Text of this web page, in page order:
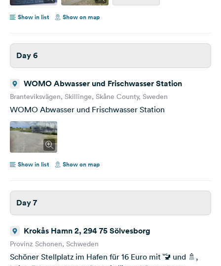
Show in list Show on map
Day 6
WOMO Abwasser und Frischwasser Station
Branteviksvägen, Skillinge, Skåne County, Sweden
WOMO Abwasser und Frischwasser Station
Show in list Show on map
Day 7
Krokås Hamn 2, 294 75 Sölvesborg
Provinz Schonen, Schweden
Schöner Stellplatz im Hafen für 16 Euro mit 🚾 und 🚿,